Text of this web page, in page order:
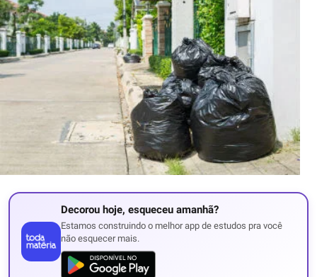
Decorou hoje, esqueceu amanhã?
Estamos construindo o melhor app de estudos pra você
não esquecer mais.